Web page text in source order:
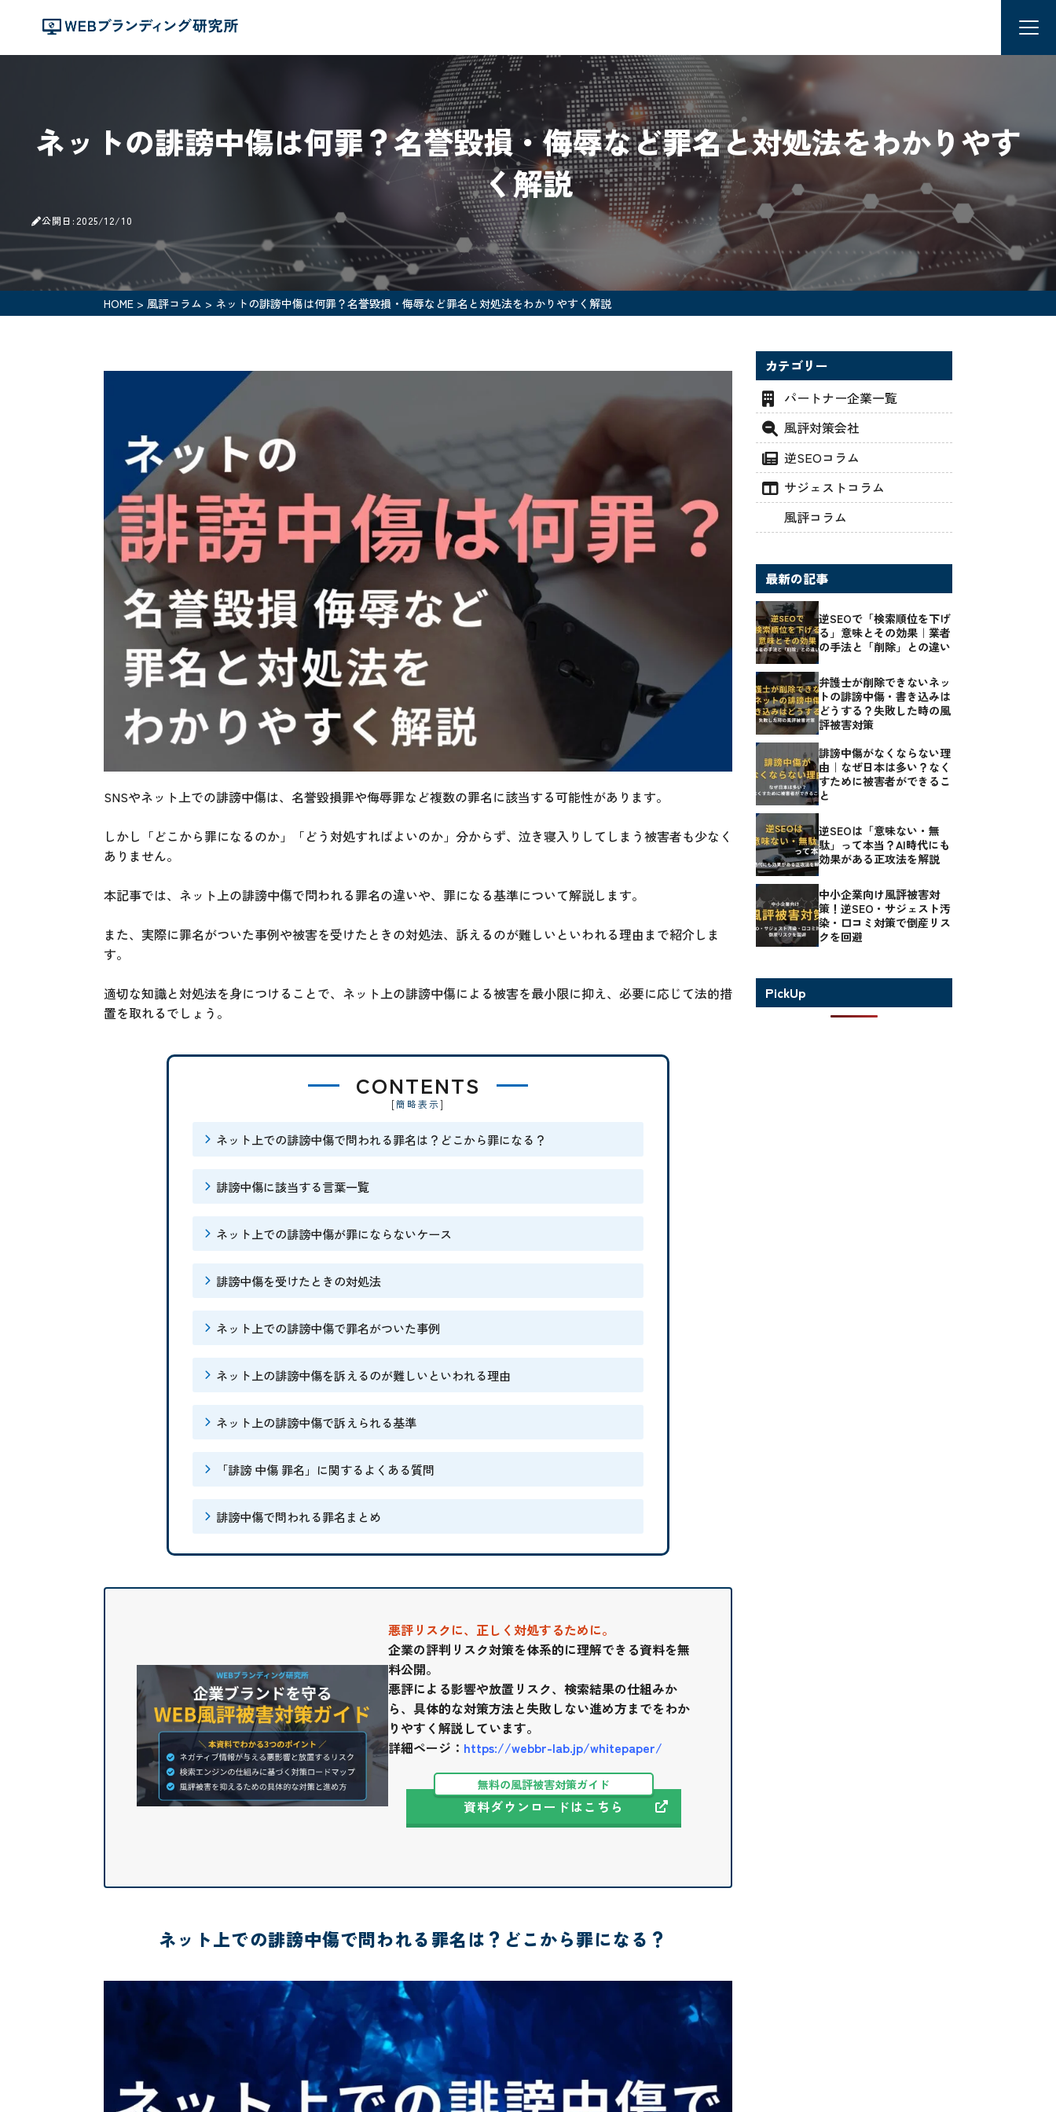
ネットの誹謗中傷は何罪？名誉毀損・侮辱など罪名と対処法をわかりやす
く解説
公開日:2025/12/10
HOME > 風評コラム > ネットの誹謗中傷は何罪？名誉毀損・侮辱など罪名と対処法をわかりやすく解説
SNSやネット上での誹謗中傷は、名誉毀損罪や侮辱罪など複数の罪名に該当する可能性があります。
しかし「どこから罪になるのか」「どう対処すればよいのか」分からず、泣き寝入りしてしまう被害者も少なく
ありません。
本記事では、ネット上の誹謗中傷で問われる罪名の違いや、罪になる基準について解説します。
また、実際に罪名がついた事例や被害を受けたときの対処法、訴えるのが難しいといわれる理由まで紹介しま
す。
適切な知識と対処法を身につけることで、ネット上の誹謗中傷による被害を最小限に抑え、必要に応じて法的措
置を取れるでしょう。
CONTENTS
[簡略表示]
ネット上での誹謗中傷で問われる罪名は？どこから罪になる？
誹謗中傷に該当する言葉一覧
ネット上での誹謗中傷が罪にならないケース
誹謗中傷を受けたときの対処法
ネット上での誹謗中傷で罪名がついた事例
ネット上の誹謗中傷を訴えるのが難しいといわれる理由
ネット上の誹謗中傷で訴えられる基準
「誹謗 中傷 罪名」に関するよくある質問
誹謗中傷で問われる罪名まとめ
悪評リスクに、正しく対処するために。
企業の評判リスク対策を体系的に理解できる資料を無
料公開。
悪評による影響や放置リスク、検索結果の仕組みか
ら、具体的な対策方法と失敗しない進め方までをわか
りやすく解説しています。
詳細ページ： https://webbr-lab.jp/whitepaper/
無料の風評被害対策ガイド
資料ダウンロードはこちら
ネット上での誹謗中傷で問われる罪名は？どこから罪になる？
カテゴリー
パートナー企業一覧
風評対策会社
逆SEOコラム
サジェストコラム
風評コラム
最新の記事
逆SEOで「検索順位を下げ
る」意味とその効果｜業者
の手法と「削除」との違い
弁護士が削除できないネッ
トの誹謗中傷・書き込みは
どうする？失敗した時の風
評被害対策
誹謗中傷がなくならない理
由｜なぜ日本は多い？なく
すために被害者ができるこ
と
逆SEOは「意味ない・無
駄」って本当？AI時代にも
効果がある正攻法を解説
中小企業向け風評被害対
策！逆SEO・サジェスト汚
染・口コミ対策で倒産リス
クを回避
PickUp